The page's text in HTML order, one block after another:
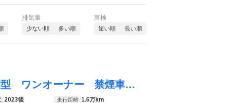
排気量
少ない順 多い順
車検
短い順 長い順
ＬＣ ＬＣ５００ｈ Ｓパッケージ 後期型 ワンオーナー 禁煙車 本革シート１２．３インチディスプレイ マークレビンソン 鍛造２１インチアルミ ＴＲＤエアロキット ヘッドアップディスプレイ オレンジキャリパー カーボンルーフＨＤＭＩ入力
2023後 走行距離 1.6万km